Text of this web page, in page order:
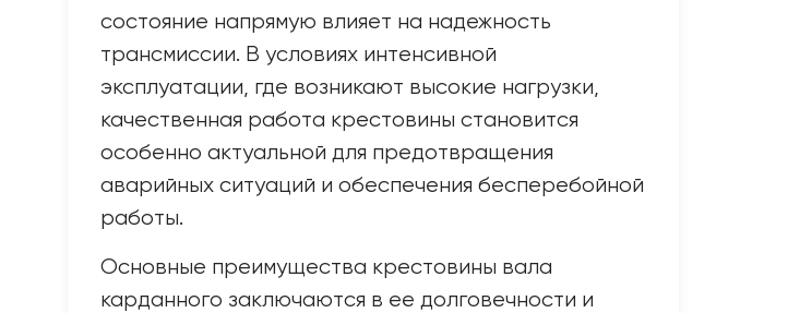
состояние напрямую влияет на надежность
трансмиссии. В условиях интенсивной
эксплуатации, где возникают высокие нагрузки,
качественная работа крестовины становится
особенно актуальной для предотвращения
аварийных ситуаций и обеспечения бесперебойной
работы.
Основные преимущества крестовины вала
карданного заключаются в ее долговечности и